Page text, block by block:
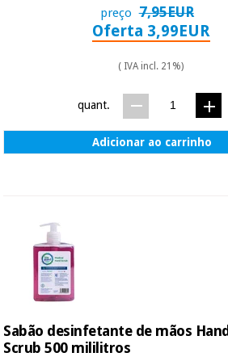
preço 7,95EUR
Oferta 3,99EUR
( IVA incl. 21%)
quant.
Adicionar ao carrinho
Sabão desinfetante de mãos Hand
Scrub 500 mililitros